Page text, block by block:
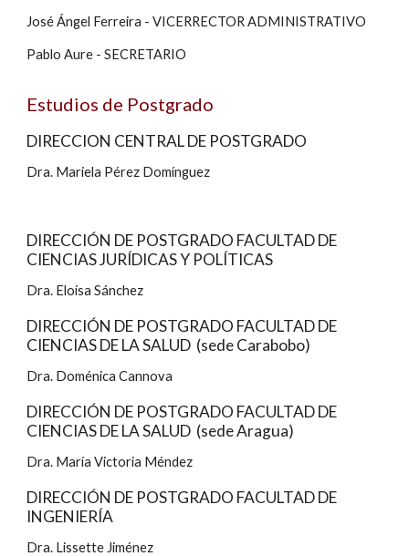
José Ángel Ferreira - VICERRECTOR ADMINISTRATIVO
Pablo Aure - SECRETARIO
Estudios de Postgrado
DIRECCION CENTRAL DE POSTGRADO
Dra. Mariela Pérez Domínguez
DIRECCIÓN DE POSTGRADO FACULTAD DE
CIENCIAS JURÍDICAS Y POLÍTICAS
Dra. Eloísa Sánchez
DIRECCIÓN DE POSTGRADO FACULTAD DE
CIENCIAS DE LA SALUD  (sede Carabobo)
Dra. Doménica Cannova
DIRECCIÓN DE POSTGRADO FACULTAD DE
CIENCIAS DE LA SALUD  (sede Aragua)
Dra. María Victoria Méndez
DIRECCIÓN DE POSTGRADO FACULTAD DE
INGENIERÍA
Dra. Lissette Jiménez